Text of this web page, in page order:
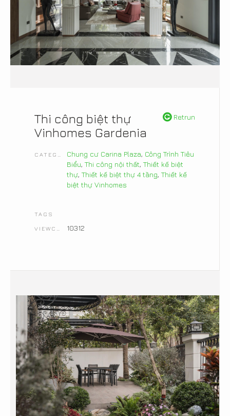
Retrun
Thi công biệt thự
Vinhomes Gardenia
Chung cư Carina Plaza, Công Trình Tiêu
Biểu, Thi công nội thất, Thiết kế biệt
thự, Thiết kế biệt thự 4 tầng, Thiết kế
biệt thự Vinhomes
TAGS
10312